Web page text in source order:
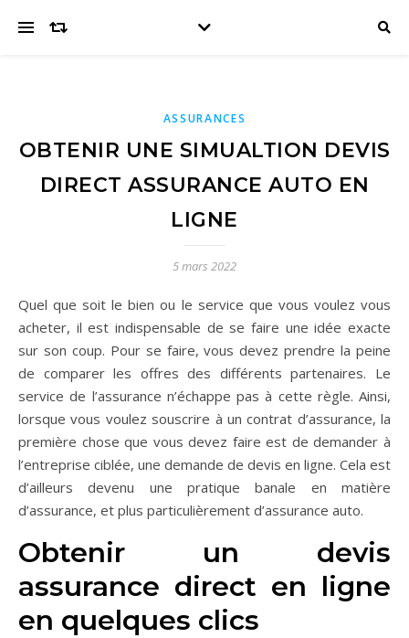
ASSURANCES
OBTENIR UNE SIMUALTION DEVIS
DIRECT ASSURANCE AUTO EN
LIGNE
5 mars 2022
Quel que soit le bien ou le service que vous voulez vous
acheter, il est indispensable de se faire une idée exacte
sur son coup. Pour se faire, vous devez prendre la peine
de comparer les offres des différents partenaires. Le
service de l’assurance n’échappe pas à cette règle. Ainsi,
lorsque vous voulez souscrire à un contrat d’assurance, la
première chose que vous devez faire est de demander à
l’entreprise ciblée, une demande de devis en ligne. Cela est
d’ailleurs devenu une pratique banale en matière
d’assurance, et plus particulièrement d’assurance auto.
Obtenir un devis
assurance direct en ligne
en quelques clics